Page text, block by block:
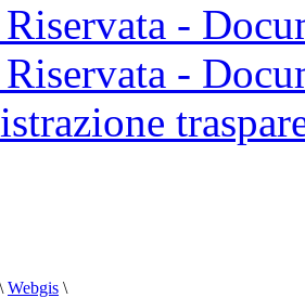
-
-
\ Webgis \